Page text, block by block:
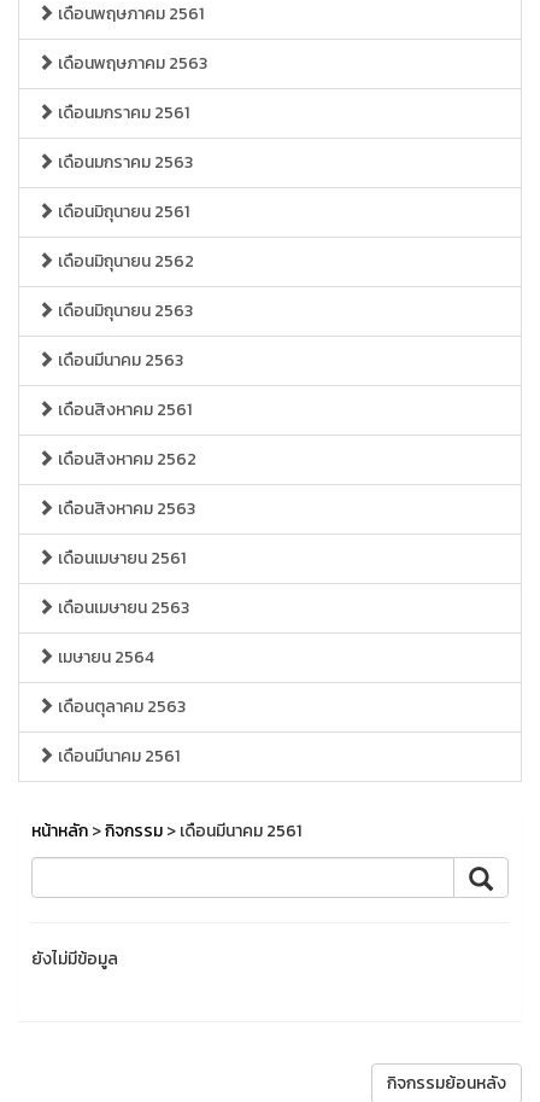
เดือนพฤษภาคม 2561
เดือนพฤษภาคม 2563
เดือนมกราคม 2561
เดือนมกราคม 2563
เดือนมิถุนายน 2561
เดือนมิถุนายน 2562
เดือนมิถุนายน 2563
เดือนมีนาคม 2563
เดือนสิงหาคม 2561
เดือนสิงหาคม 2562
เดือนสิงหาคม 2563
เดือนเมษายน 2561
เดือนเมษายน 2563
เมษายน 2564
เดือนตุลาคม 2563
เดือนมีนาคม 2561
หน้าหลัก>กิจกรรม> เดือนมีนาคม 2561
ยังไม่มีข้อมูล
กิจกรรมย้อนหลัง